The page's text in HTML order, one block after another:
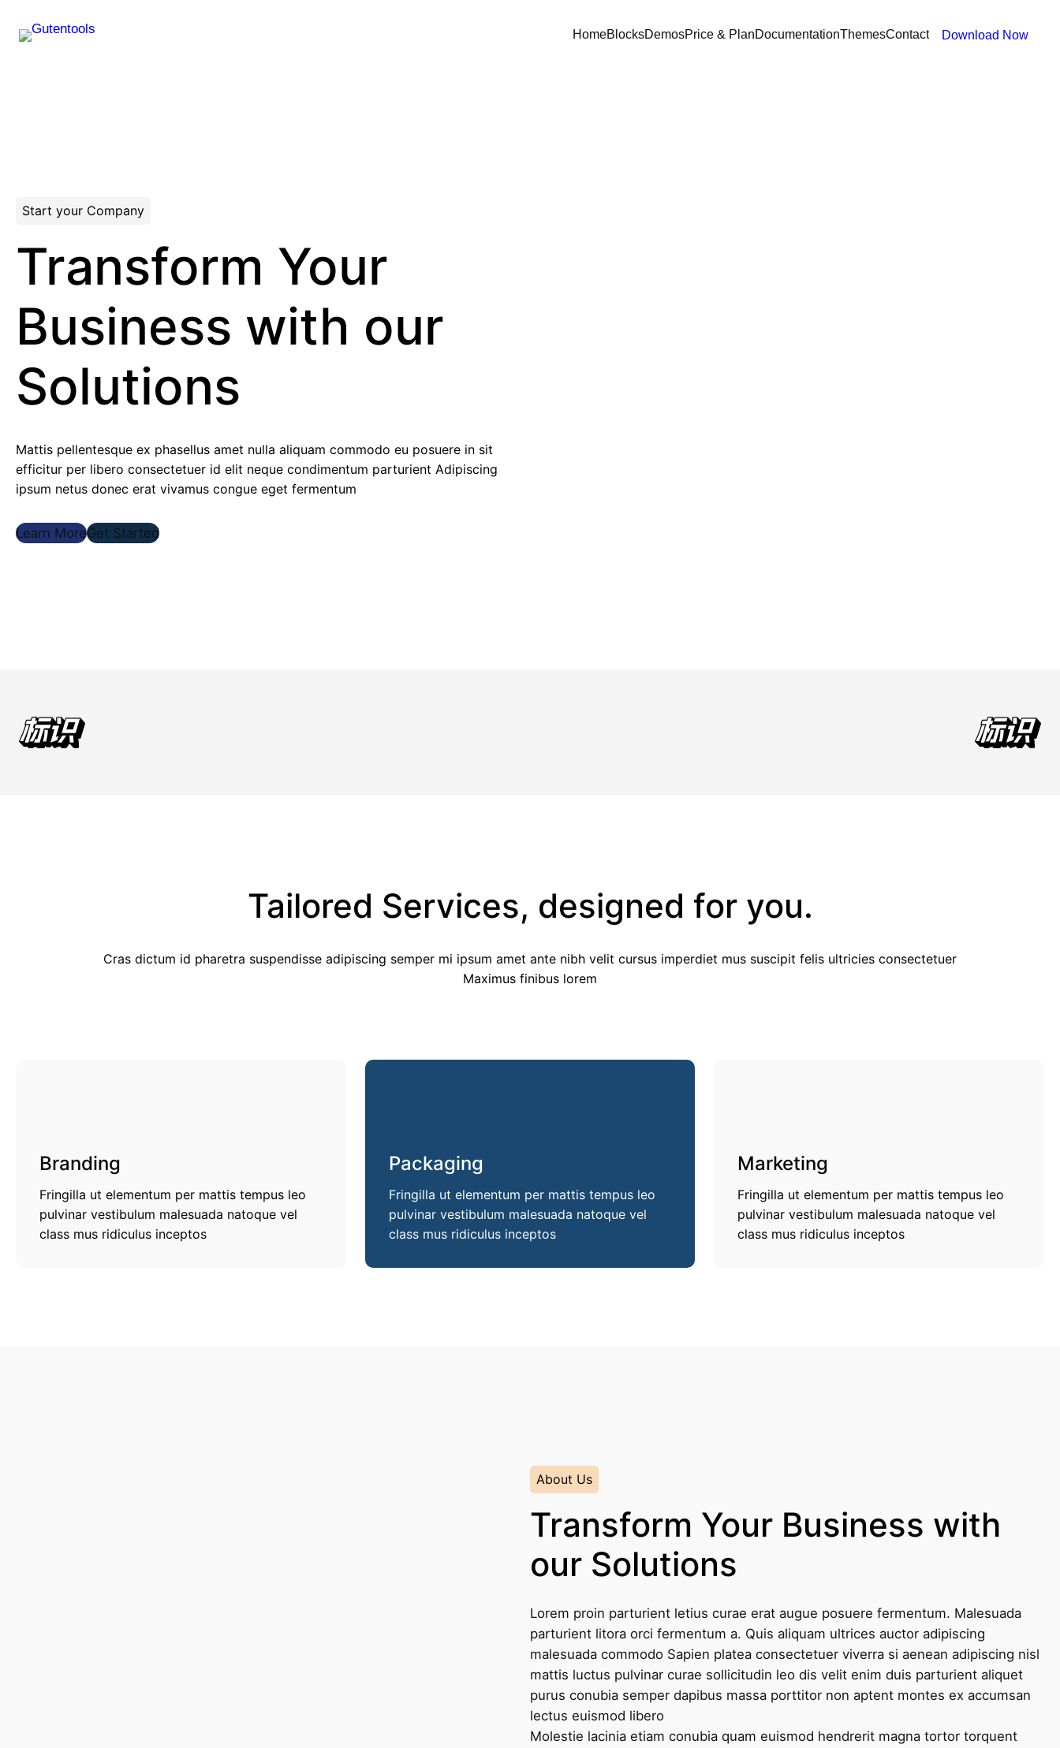
HomeBlocksDemosPrice & PlanDocumentationThemesContact Download Now
Start your Company
Transform Your
Business with our
Solutions
Mattis pellentesque ex phasellus amet nulla aliquam commodo eu posuere in sit
efficitur per libero consectetuer id elit neque condimentum parturient Adipiscing
ipsum netus donec erat vivamus congue eget fermentum
Learn MoreGet Started
Tailored Services, designed for you.
Cras dictum id pharetra suspendisse adipiscing semper mi ipsum amet ante nibh velit cursus imperdiet mus suscipit felis ultricies consectetuer
Maximus finibus lorem
Branding
Fringilla ut elementum per mattis tempus leo
pulvinar vestibulum malesuada natoque vel
class mus ridiculus inceptos
Packaging
Fringilla ut elementum per mattis tempus leo
pulvinar vestibulum malesuada natoque vel
class mus ridiculus inceptos
Marketing
Fringilla ut elementum per mattis tempus leo
pulvinar vestibulum malesuada natoque vel
class mus ridiculus inceptos
About Us
Transform Your Business with
our Solutions
Lorem proin parturient letius curae erat augue posuere fermentum. Malesuada
parturient litora orci fermentum a. Quis aliquam ultrices auctor adipiscing
malesuada commodo Sapien platea consectetuer viverra si aenean adipiscing nisl
mattis luctus pulvinar curae sollicitudin leo dis velit enim duis parturient aliquet
purus conubia semper dapibus massa porttitor non aptent montes ex accumsan
lectus euismod libero
Molestie lacinia etiam conubia quam euismod hendrerit magna tortor torquent